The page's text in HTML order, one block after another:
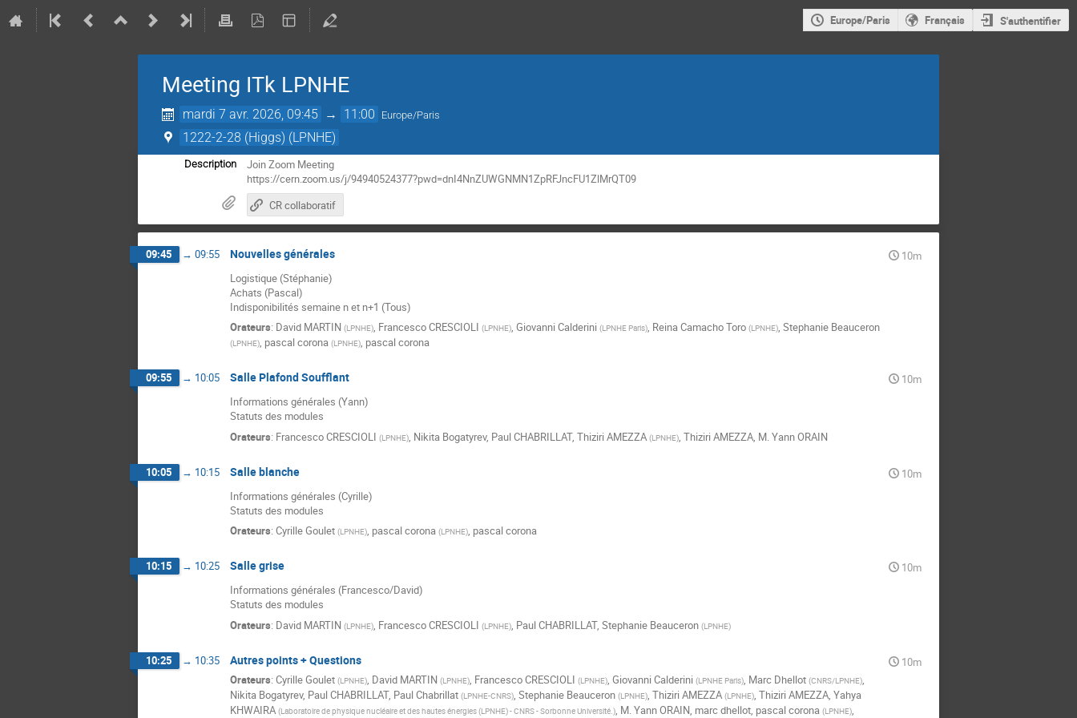
Europe/Paris Français S'authentifier
Meeting ITk LPNHE
mardi 7 avr. 2026, 09:45 → 11:00 Europe/Paris
1222-2-28 (Higgs) (LPNHE)
Description
Join Zoom Meeting
https://cern.zoom.us/j/94940524377?pwd=dnI4NnZUWGNMN1ZpRFJncFU1ZlMrQT09
CR collaboratif
09:45 → 09:55 Nouvelles générales
10m
Logistique (Stéphanie)
Achats (Pascal)
Indisponibilités semaine n et n+1 (Tous)
Orateurs: David MARTIN (LPNHE), Francesco CRESCIOLI (LPNHE), Giovanni Calderini (LPNHE Paris), Reina Camacho Toro (LPNHE), Stephanie Beauceron
(LPNHE), pascal corona (LPNHE), pascal corona
09:55 → 10:05 Salle Plafond Soufflant
10m
Informations générales (Yann)
Statuts des modules
Orateurs: Francesco CRESCIOLI (LPNHE), Nikita Bogatyrev, Paul CHABRILLAT, Thiziri AMEZZA (LPNHE), Thiziri AMEZZA, M.Yann ORAIN
10:05 → 10:15 Salle blanche
10m
Informations générales (Cyrille)
Statuts des modules
Orateurs: Cyrille Goulet (LPNHE), pascal corona (LPNHE), pascal corona
10:15 → 10:25 Salle grise
10m
Informations générales (Francesco/David)
Statuts des modules
Orateurs: David MARTIN (LPNHE), Francesco CRESCIOLI (LPNHE), Paul CHABRILLAT, Stephanie Beauceron (LPNHE)
10:25 → 10:35 Autres points + Questions
10m
Orateurs: Cyrille Goulet (LPNHE), David MARTIN (LPNHE), Francesco CRESCIOLI (LPNHE), Giovanni Calderini (LPNHE Paris), Marc Dhellot (CNRS/LPNHE),
Nikita Bogatyrev, Paul CHABRILLAT, Paul Chabrillat (LPNHE-CNRS), Stephanie Beauceron (LPNHE), Thiziri AMEZZA (LPNHE), Thiziri AMEZZA, Yahya
KHWAIRA (Laboratoire de physique nucléaire et des hautes énergies (LPNHE) - CNRS - Sorbonne Université.), M.Yann ORAIN, marc dhellot, pascal corona (LPNHE),